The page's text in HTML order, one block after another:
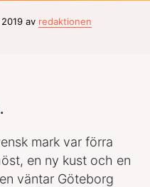
av redaktionen
mark var förra
en ny kust och en
väntar Göteborg